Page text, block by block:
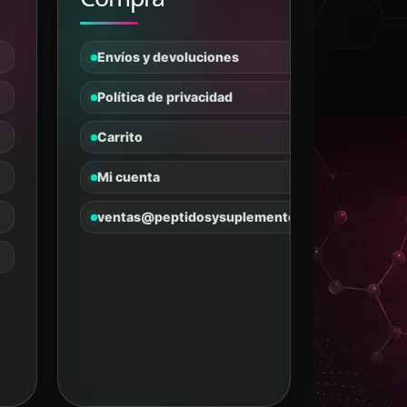
Envíos y devoluciones
Política de privacidad
Carrito
Mi cuenta
ventas@peptidosysuplementos.mx
PÉPTIDOS Y SUPLEMENTOS